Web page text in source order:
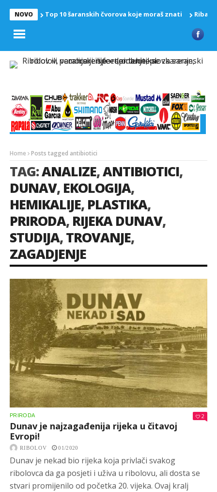
NOVO Top 10 šaranskih čvorova koje moraš znati Riba
Home Posts tagged antibiotici
TAG:ANALIZE,ANTIBIOTICI,
DUNAV, EKOLOGIJA,
HEMIKALIJE, PLASTIKA,
PRIRODA, RIJEKA DUNAV,
STUDIJA,TROVANJE,
ZAGADJENJE
PRIRODA 2
Dunav je najzagađenija rijeka u čitavoj
Evropi!
RIBOLOV 01/2020
Dunav je nekad bio rijeka koja privlači svakog
ribolovca da ga posjeti i uživa u ribolovu, ali dosta se
stvari promijenilo od početka 20. vijeka. Ovaj kralj